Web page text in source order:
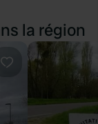
la région